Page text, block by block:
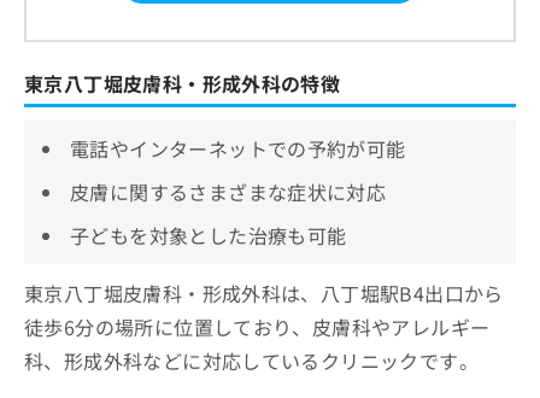
東京八丁堀皮膚科・形成外科の特徴
電話やインターネットでの予約が可能
皮膚に関するさまざまな症状に対応
子どもを対象とした治療も可能
東京八丁堀皮膚科・形成外科は、八丁堀駅B4出口から
徒歩6分の場所に位置しており、皮膚科やアレルギー
科、形成外科などに対応しているクリニックです。